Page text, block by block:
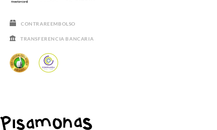
CONTRAREEMBOLSO
TRANSFERENCIA BANCARIA